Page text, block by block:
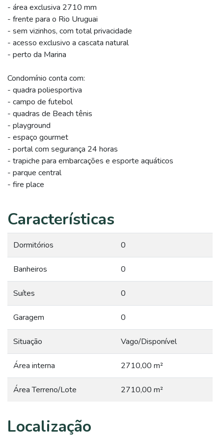
- área exclusiva 2710 mm
- frente para o Rio Uruguai
- sem vizinhos, com total privacidade
- acesso exclusivo a cascata natural
- perto da Marina
Condomínio conta com:
- quadra poliesportiva
- campo de futebol
- quadras de Beach tênis
- playground
- espaço gourmet
- portal com segurança 24 horas
- trapiche para embarcações e esporte aquáticos
- parque central
- fire place
Características
Dormitórios 0
Banheiros 0
Suítes 0
Garagem 0
Situação Vago/Disponível
Área interna 2710,00 m²
Área Terreno/Lote 2710,00 m²
Localização